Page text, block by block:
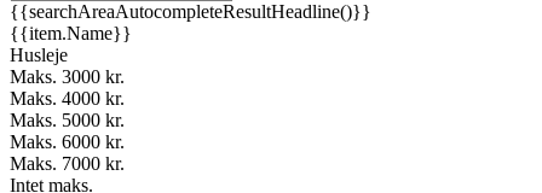
{{searchAreaAutocompleteResultHeadline()}}
{{item.Name}}
Husleje
Maks. 3000 kr.
Maks. 4000 kr.
Maks. 5000 kr.
Maks. 6000 kr.
Maks. 7000 kr.
Intet maks.